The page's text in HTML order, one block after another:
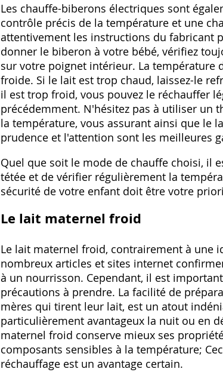
Les chauffe-biberons électriques sont
contrôle précis de la température et une
attentivement les instructions du fabricant
donner le biberon à votre bébé‚ vérifiez
sur votre poignet intérieur. La température
froide. Si le lait est trop chaud‚ laissez-le
il est trop froid‚ vous pouvez le réchauffer
précédemment. N'hésitez pas à utiliser un
la température‚ vous assurant ainsi que le
prudence et l'attention sont les meilleures
Quel que soit le mode de chauffe choisi‚ il
tétée et de vérifier régulièrement la
sécurité de votre enfant doit être votre
Le lait maternel froid
Le lait maternel froid‚ contrairement à une
nombreux articles et sites internet
à un nourrisson. Cependant‚ il est
précautions à prendre. La facilité de
mères qui tirent leur lait‚ est un atout
particulièrement avantageux la nuit ou en
maternel froid conserve mieux ses
composants sensibles à la température;
réchauffage est un avantage certain.